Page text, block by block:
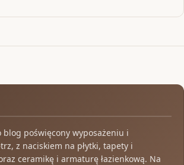
poświęcony wyposażeniu i
z naciskiem na płytki, tapety i
ceramikę i armaturę łazienkową. Na